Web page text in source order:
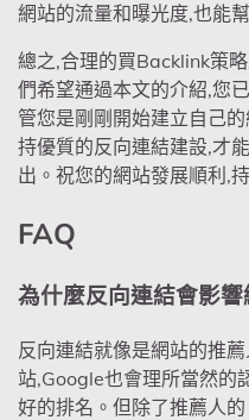
網站的流量和曝光度,也能
總之,合理的買Backlink策
們希望通過本文的介紹,您
管您是剛剛開始建立自己
持優質的反向連結建設,才
出。祝您的網站發展順利,
FAQ
為什麼反向連結會影
反向連結就像是網站的推
站,Google也會理所當然的
好的排名。但除了推薦人